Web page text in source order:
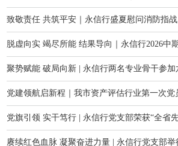
致敬责任 共筑平安｜永信行盛夏慰问消防指
脱虚向实 竭尽所能 结果导向｜永信行2026中
聚势赋能 破局向新 | 永信行两名专业骨干参
党建领航启新程｜我市资产评估行业第一次
党旗引领 实干笃行 | 永信行党支部荣获“全省
赓续红色血脉 凝聚奋进力量 | 永信行党支部